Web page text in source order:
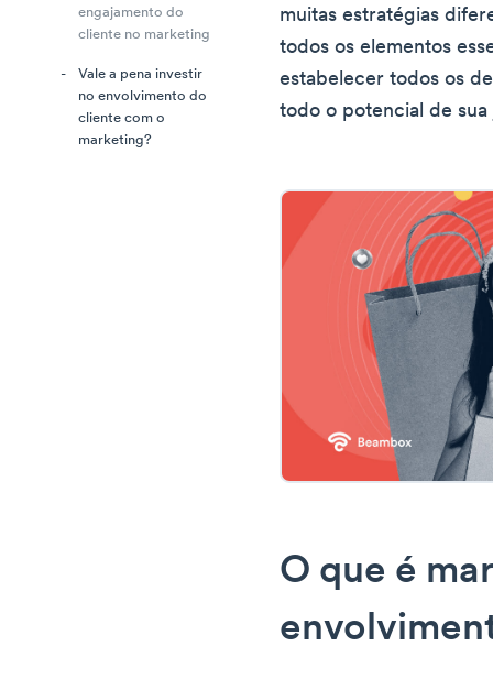
engajamento do
cliente no marketing
Vale a pena investir
no envolvimento do
cliente com o
marketing?
muitas estratégias
todos os elementos
estabelecer todos os
todo o potencial de
O que é